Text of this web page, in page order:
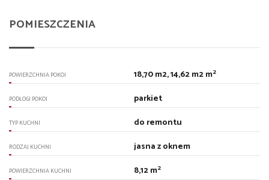
POMIESZCZENIA
POWIERZCHNIA POKOI 18,70 m2, 14,62 m2 m2
PODŁOGI POKOI parkiet
TYP KUCHNI do remontu
RODZAJ KUCHNI jasna z oknem
POWIERZCHNIA KUCHNI 8,12 m2